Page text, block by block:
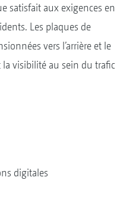
satisfait aux exigences en
Les plaques de
vers l’arrière et le
la visibilité au sein du trafic
digitales